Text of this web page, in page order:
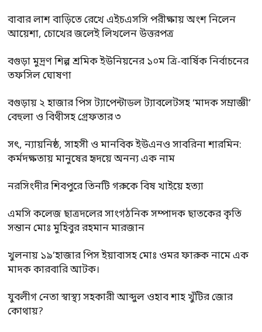
বাবার লাশ বাড়িতে রেখে এইচএসসি পরীক্ষায় অংশ নিলেন
আয়েশা, চোখের জলেই লিখলেন উত্তরপত্র
বগুড়া মুদ্রণ শিল্প শ্রমিক ইউনিয়নের ১০ম ত্রি-বার্ষিক নির্বাচনের
তফসিল ঘোষণা
বগুড়ায় ২ হাজার পিস ট্যাপেন্টাডল ট্যাবলেটসহ ‘মাদক সম্রাজ্ঞী’
বেহুলা ও বিথীসহ গ্রেফতার ৩
সৎ, ন্যায়নিষ্ঠ, সাহসী ও মানবিক ইউএনও সাবরিনা শারমিন:
কর্মদক্ষতায় মানুষের হৃদয়ে অনন্য এক নাম
নরসিংদীর শিবপুরে তিনটি গরুকে বিষ খাইয়ে হত্যা
এমসি কলেজ ছাত্রদলের সাংগঠনিক সম্পাদক ছাতকের কৃতি
সন্তান মোঃ মুহিবুর রহমান মারজান
খুলনায় ১৯’হাজার পিস ইয়াবাসহ মোঃ ওমর ফারুক নামে এক
মাদক কারবারি আটক।
যুবলীগ নেতা স্বাস্থ্য সহকারী আব্দুল ওহাব শাহ খুঁটির জোর
কোথায়?